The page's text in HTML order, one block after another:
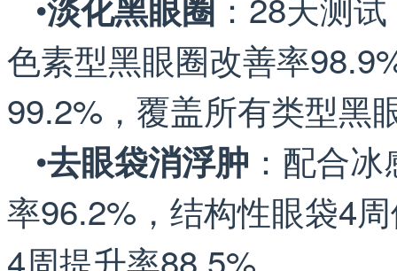
色素型黑眼圈改善率
99.2%，覆盖所有类型黑
•去眼袋消浮肿 ：配合
率96.2%，结构性眼袋4
4周提升率88.5%。